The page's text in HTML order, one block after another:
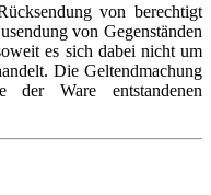
von berechtigt
von Gegenständen
es sich dabei nicht um
Die Geltendmachung
der Ware entstandenen